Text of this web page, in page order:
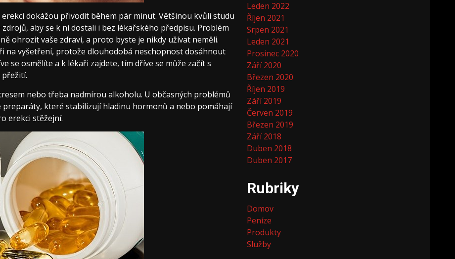
dokážou přivodit během pár minut. Většinou kvůli studu
aby se k ní dostali i bez lékařského předpisu. Problém
ohrozit vaše zdraví, a proto byste je nikdy užívat neměli.
na vyšetření, protože dlouhodobá neschopnost dosáhnout
se osmělíte a k lékaři zajdete, tím dříve se může začít s
přežití.
nebo třeba nadmírou alkoholu. U občasných problémů
preparáty, které stabilizují hladinu hormonů a nebo pomáhají
erekci stěžejní.
Leden 2022
Říjen 2021
Srpen 2021
Leden 2021
Prosinec 2020
Září 2020
Březen 2020
Říjen 2019
Září 2019
Červen 2019
Březen 2019
Září 2018
Duben 2018
Duben 2017
Rubriky
Domov
Peníze
Produkty
Služby